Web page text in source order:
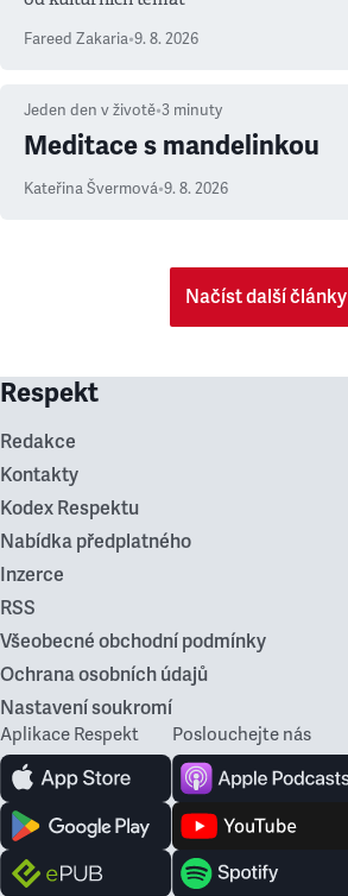
Fareed Zakaria•9. 8. 2026
Jeden den v životě•3 minuty
Meditace s mandelinkou
Kateřina Švermová•9. 8. 2026
Načíst další články
Respekt
Redakce
Kontakty
Kodex Respektu
Nabídka předplatného
Inzerce
RSS
Všeobecné obchodní podmínky
Ochrana osobních údajů
Nastavení soukromí
Aplikace Respekt Poslouchejte nás